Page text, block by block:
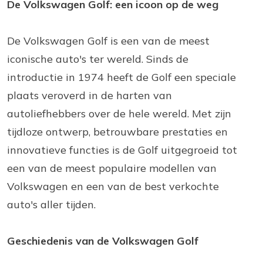
De Volkswagen Golf: een icoon op de weg
De Volkswagen Golf is een van de meest
iconische auto's ter wereld. Sinds de
introductie in 1974 heeft de Golf een speciale
plaats veroverd in de harten van
autoliefhebbers over de hele wereld. Met zijn
tijdloze ontwerp, betrouwbare prestaties en
innovatieve functies is de Golf uitgegroeid tot
een van de meest populaire modellen van
Volkswagen en een van de best verkochte
auto's aller tijden.
Geschiedenis van de Volkswagen Golf